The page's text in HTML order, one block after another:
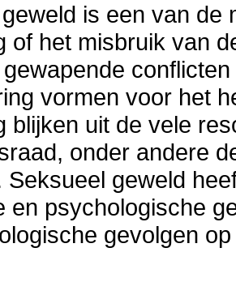
is een van
of het misbruik van
vormen voor het
blijken uit de vele
onder andere
Seksueel geweld
en psychologische
gevolgen